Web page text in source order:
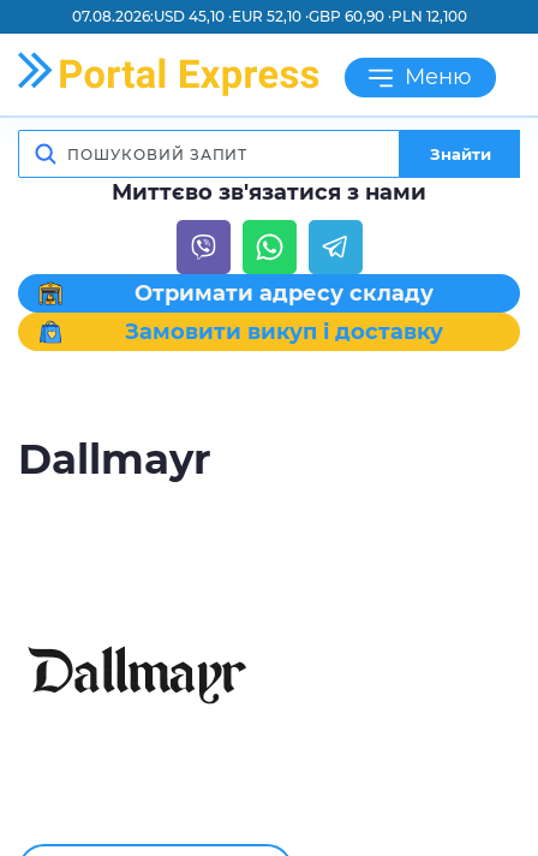
07.08.2026:USD 45,10 ·EUR 52,10 ·GBP 60,90 ·PLN 12,100
Меню
Знайти
Миттєво зв'язатися з нами
Отримати адресу складу
Замовити викуп і доставку
Dallmayr